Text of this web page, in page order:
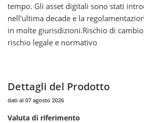
tempo. Gli asset digitali sono stati
nell'ultima decade e la
in molte giurisdizioni.Rischio di
rischio legale e normativo
Dettagli del Prodotto
dati al 07 agosto 2026
Valuta di riferimento